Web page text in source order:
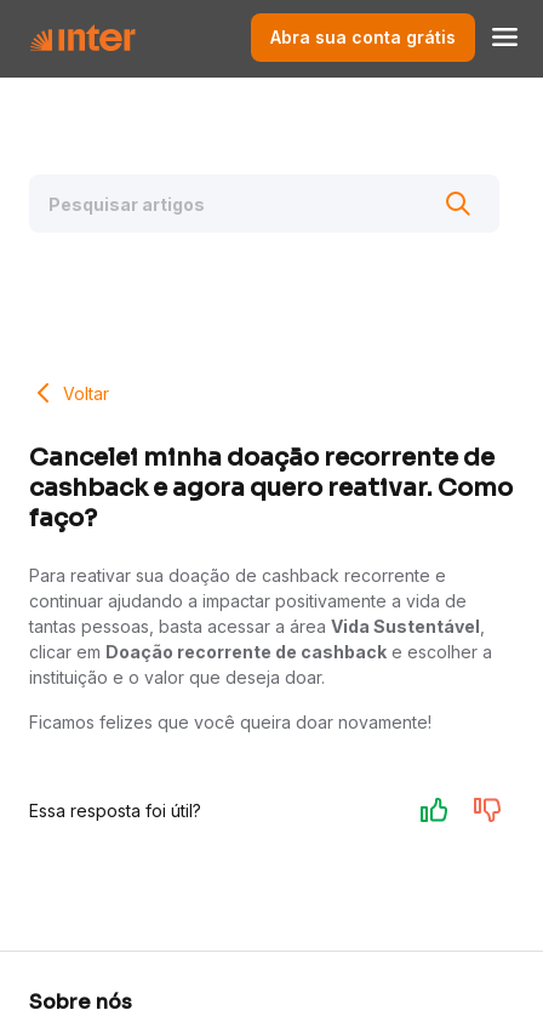
Abra sua conta grátis
Voltar
Cancelei minha doação recorrente de
cashback e agora quero reativar. Como
faço?
Para reativar sua doação de cashback recorrente e
continuar ajudando a impactar positivamente a vida de
tantas pessoas, basta acessar a área Vida Sustentável
clicar em Doação recorrente de cashback e escolher a
instituição e o valor que deseja doar.
Ficamos felizes que você queira doar novamente!
Essa resposta foi útil?
Sobre nós